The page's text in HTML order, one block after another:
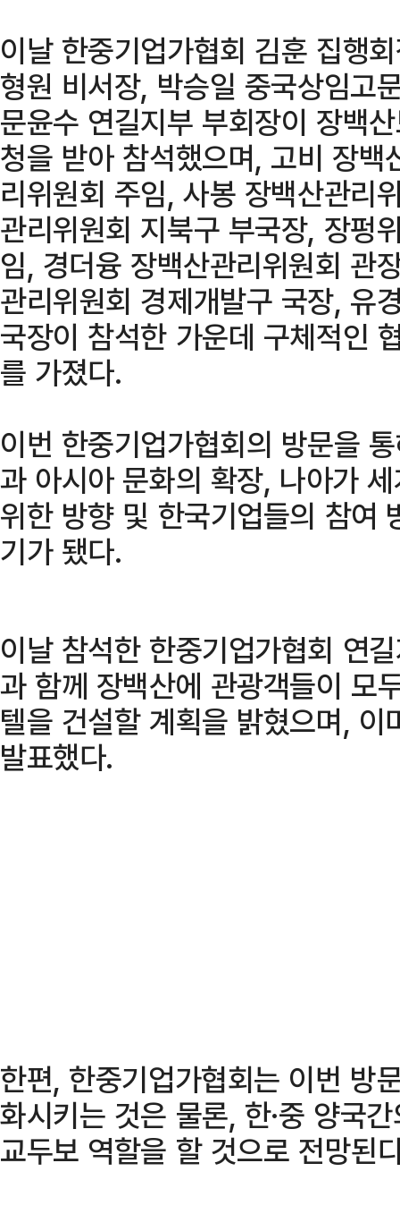
이날 한중기업가협회 김훈 집행
형원 비서장, 박승일 중국상임고
문윤수 연길지부 부회장이 장백
청을 받아 참석했으며, 고비 장
리위원회 주임, 사봉 장백산관리
관리위원회 지북구 부국장, 장펑
임, 경더융 장백산관리위원회 관
관리위원회 경제개발구 국장, 유
국장이 참석한 가운데 구체적인
를 가졌다.
이번 한중기업가협회의 방문을
과 아시아 문화의 확장, 나아가
위한 방향 및 한국기업들의 참여
기가 됐다.
이날 참석한 한중기업가협회 연
과 함께 장백산에 관광객들이 모
텔을 건설할 계획을 밝혔으며,
발표했다.
한편, 한중기업가협회는 이번 방
화시키는 것은 물론, 한·중 양국
교두보 역할을 할 것으로 전망된